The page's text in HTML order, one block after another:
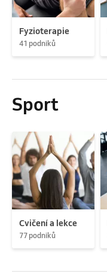
Fyzioterapie
41 podniků
Sport
Cvičení a lekce
77 podniků